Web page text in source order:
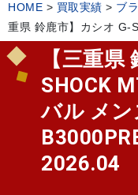
HOME > 買取実績 > ブ
重県 鈴鹿市】カシオ G-
ウォッチ MTG-
【三重県
SHOCK
バル メ
2026.04